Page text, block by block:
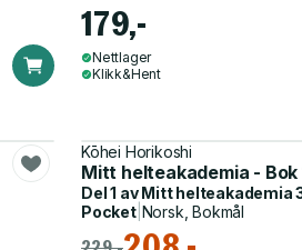
179,-
Nettlager
Klikk&Hent
Kōhei Horikoshi
Mitt helteakademia - Bok
Del 1 avMitt helteakademia
Pocket| Norsk, Bokmål